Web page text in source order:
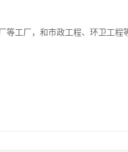
等工厂，和市政工程、环卫工